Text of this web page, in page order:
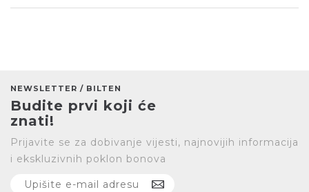
NEWSLETTER / BILTEN
Budite prvi koji će
znati!
Prijavite se za dobivanje vijesti, najnovijih informacija
i ekskluzivnih poklon bonova